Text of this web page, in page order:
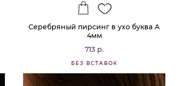
Серебряный пирсинг в ухо буква А
4мм
713 р.
БЕЗ ВСТАВОК